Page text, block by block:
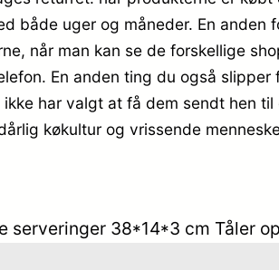
både uger og måneder. En anden
når man kan se de forskellige
En anden ting du også
har valgt at få dem sendt hen
køkultur og vrissende
38*14*3 cm Tåler